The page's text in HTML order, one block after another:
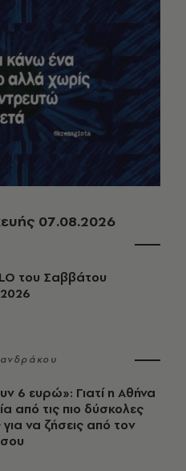
07.08.2026
του Σαββάτου
6 ευρώ»: Γιατί η Αθήνα
από τις πιο δύσκολες
για να ζήσεις από τον